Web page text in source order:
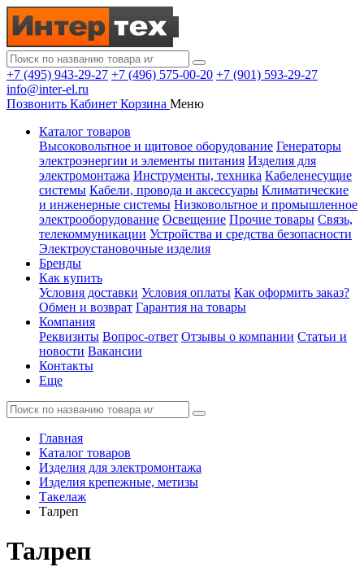
+7 (495) 943-29-27 +7 (496) 575-00-20 +7 (901) 593-29-27
info@inter-el.ru
Позвонить Кабинет Корзина Меню
Каталог товаров
Высоковольтное и щитовое оборудование Генераторы
электроэнергии и элементы питания Изделия для
электромонтажа Инструменты, техника Кабеленесущие
системы Кабели, провода и аксессуары Климатические
и инженерные системы Низковольтное и промышленное
электрооборудование Освещение Прочие товары Связь,
телекоммуникации Устройства и средства безопасности
Электроустановочные изделия
Бренды
Как купить
Условия доставки Условия оплаты Как оформить заказ?
Обмен и возврат Гарантия на товары
Компания
Реквизиты Вопрос-ответ Отзывы о компании Статьи и
новости Вакансии
Контакты
Еще
Главная
Каталог товаров
Изделия для электромонтажа
Изделия крепежные, метизы
Такелаж
Талреп
Талреп